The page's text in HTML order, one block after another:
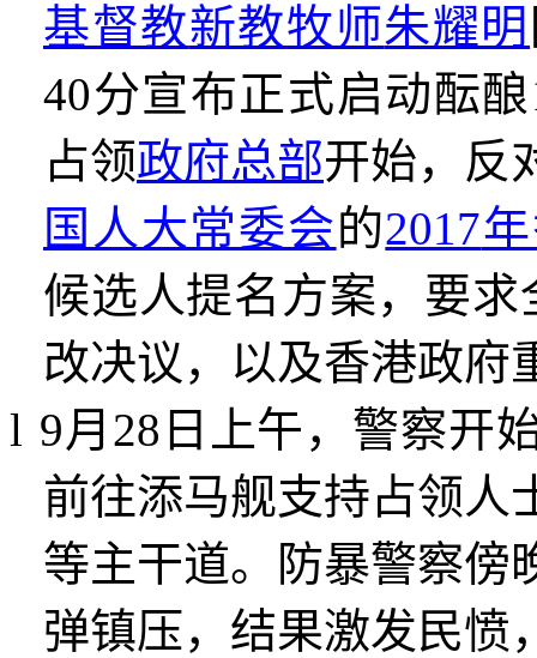
基督教新教牧师朱耀明
40分宣布正式启动酝酿
占领政府总部开始，反
国人大常委会的2017
候选人提名方案，要
改决议，以及香港政府
l 9月 28 日上午，警察开
前往添马舰支持占领人
等主干道。防暴警察傍
弹镇压，结果激发民愤